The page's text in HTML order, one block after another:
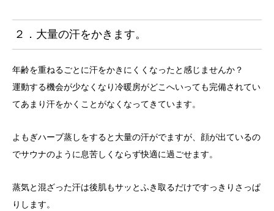
２．大量の汗をかきます。
年齢を重ねるごとに汗をかきにくくなったと感じませんか？
運動する機会が少なくなり冷暖房がどこへいっても完備されてい
てあまり汗をかくことがなくなってきています。
よもぎハーブ蒸しをすると大量の汗がでますが、顔が出ているの
でサウナのように息苦しくならず快適に過ごせます。
蒸気と混ざった汗は後肌もサッとふき取るだけですっきりさっぱ
りします。